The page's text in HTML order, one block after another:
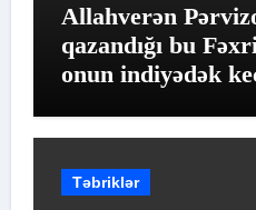
Allahverən
qazandığı bu
onun indiyədək
Təbriklər